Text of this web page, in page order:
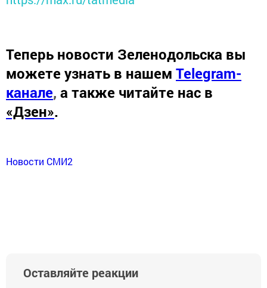
Теперь новости Зеленодольска вы
можете узнать в нашем Telegram-
канале, а также читайте нас в
«Дзен».
Новости СМИ2
Оставляйте реакции